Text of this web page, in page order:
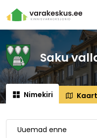
Saku
Nimekiri Kaart
Uuemad enne